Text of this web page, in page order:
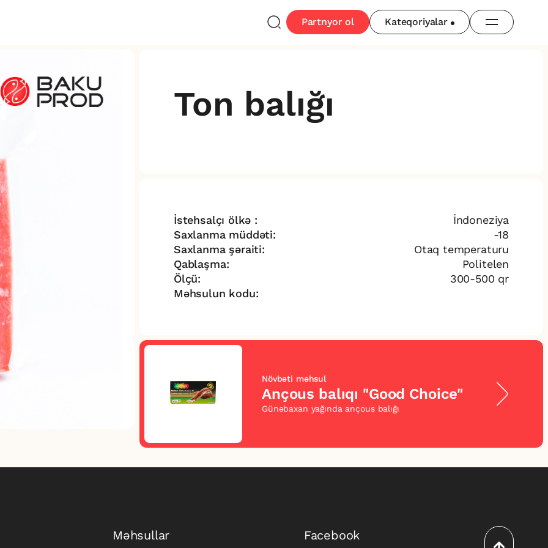
Partnyor ol Kateqoriyalar
Ton balığı
İstehsalçı ölkə :
İndoneziya
Saxlanma müddəti:
-18
Saxlanma şəraiti:
Otaq temperaturu
Qablaşma:
Politelen
Ölçü:
300-500 qr
Məhsulun kodu:
Növbəti məhsul
Ançous balıqı "Good Choice"
Günəbaxan yağında ançous balığı
Məhsullar
Facebook